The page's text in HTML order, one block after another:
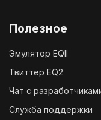
Полезное
Эмулятор EQII
Твиттер EQ2
Чат с
Служба поддержки